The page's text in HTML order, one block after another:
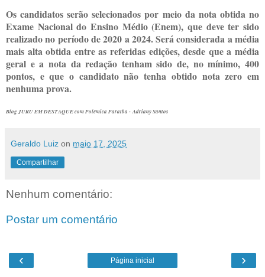
Os candidatos serão selecionados por meio da nota obtida no
Exame Nacional do Ensino Médio (Enem), que deve ter sido
realizado no período de 2020 a 2024. Será considerada a média
mais alta obtida entre as referidas edições, desde que a média
geral e a nota da redação tenham sido de, no mínimo, 400
pontos, e que o candidato não tenha obtido nota zero em
nenhuma prova.
Blog JURU EM DESTAQUE com Polêmica Paraíba -Adriany Santos
Geraldo Luiz on maio 17, 2025
Compartilhar
Nenhum comentário:
Postar um comentário
‹ ›
Página inicial